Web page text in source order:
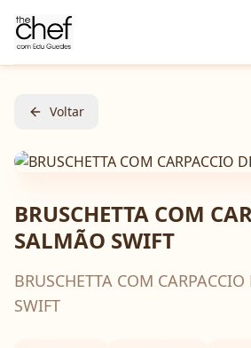
Voltar
BRUSCHETTA COM
SALMÃO SWIFT
BRUSCHETTA COM
SWIFT